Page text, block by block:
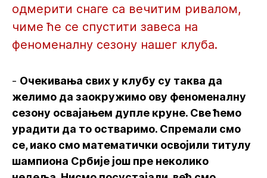
одмерити снаге са вечитим ривалом,
чиме ће се спустити завеса на
феноменалну сезону нашег клуба.
- Очекивања свих у клубу су таква да
желимо да заокружимо ову феноменалну
сезону освајањем дупле круне. Све ћемо
урадити да то остваримо. Спремали смо
се, иако смо математички освојили титулу
шампиона Србије још пре неколико